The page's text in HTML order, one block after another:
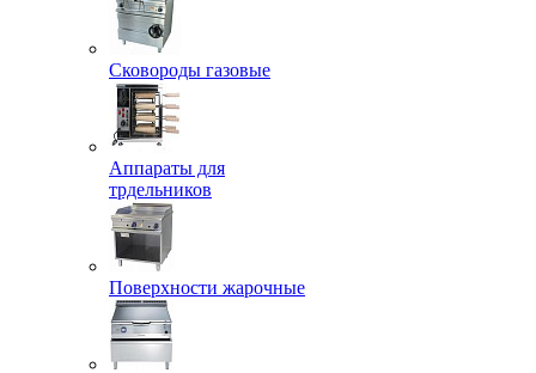
Сковороды газовые
Аппараты для
трдельников
Поверхности жарочные